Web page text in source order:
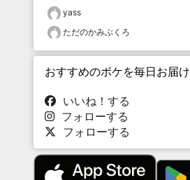
yass
ただのかみぶくろ
おすすめのボケを毎日お届け
いいね！する
フォローする
フォローする